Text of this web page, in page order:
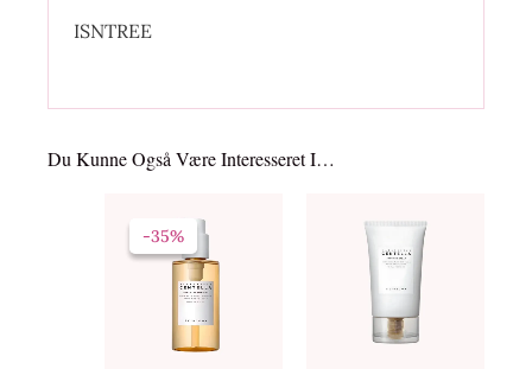
ISNTREE
Du Kunne Også Være Interesseret I…
-35%
-35%
oprindelige
pris
var:
229,00kr..